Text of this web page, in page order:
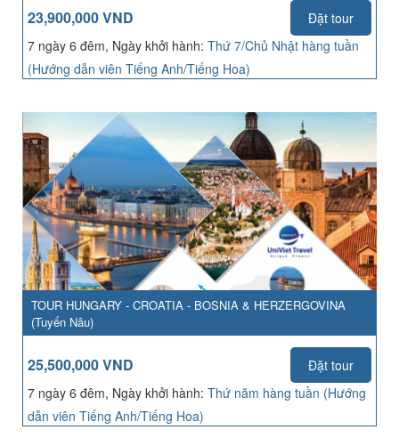
23,900,000 VND
Đặt tour
7 ngày 6 đêm, Ngày khởi hành: Thứ 7/Chủ Nhật hàng tuần
(Hướng dẫn viên Tiếng Anh/Tiếng Hoa)
TOUR HUNGARY - CROATIA - BOSNIA & HERZERGOVINA
(Tuyến Nâu)
25,500,000 VND
Đặt tour
7 ngày 6 đêm, Ngày khởi hành: Thứ năm hàng tuần (Hướng
dẫn viên Tiếng Anh/Tiếng Hoa)